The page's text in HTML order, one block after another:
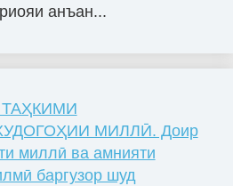
анъан...
МИЛЛӢ. Доир
миллӣ ва амнияти
баргузор шуд